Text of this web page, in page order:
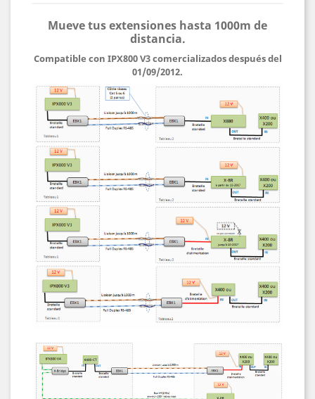
Mueve tus extensiones hasta 1000m de
distancia.
Compatible con IPX800 V3 comercializados después del
01/09/2012.